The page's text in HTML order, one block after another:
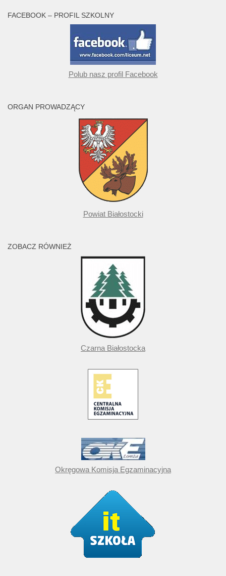
FACEBOOK – PROFIL SZKOLNY
Polub nasz profil Facebook
ORGAN PROWADZĄCY
Powiat Białostocki
ZOBACZ RÓWNIEŻ
Czarna Białostocka
Okręgowa Komisja Egzaminacyjna